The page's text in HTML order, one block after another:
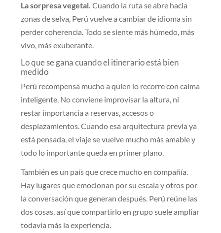
La sorpresa vegetal. Cuando la ruta se abre hacia
zonas de selva, Perú vuelve a cambiar de idioma sin
perder coherencia. Todo se siente más húmedo, más
vivo, más exuberante.
Lo que se gana cuando el itinerario está bien
medido
Perú recompensa mucho a quien lo recorre con calma
inteligente. No conviene improvisar la altura, ni
restar importancia a reservas, accesos o
desplazamientos. Cuando esa arquitectura previa ya
está pensada, el viaje se vuelve mucho más amable y
todo lo importante queda en primer plano.
También es un país que crece mucho en compañía.
Hay lugares que emocionan por su escala y otros por
la conversación que generan después. Perú reúne las
dos cosas, así que compartirlo en grupo suele ampliar
todavía más la experiencia.